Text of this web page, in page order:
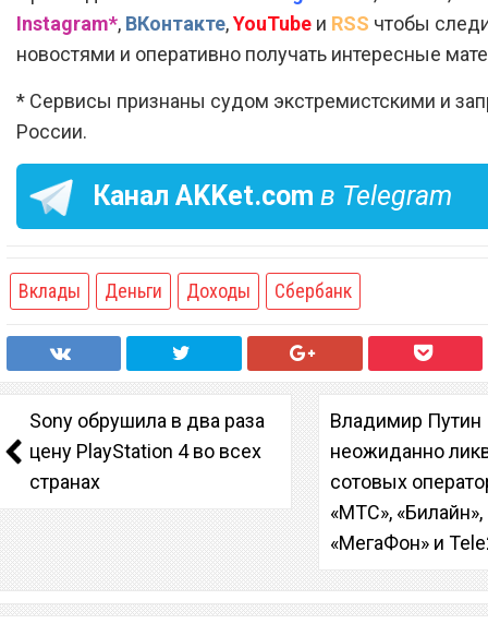
Instagram*, ВКонтакте,YouTube и RSS чтобы
новостями и оперативно получать интересные
* Сервисы признаны судом экстремистскими и
России.
Канал AKKet.com в Telegram
Вклады Деньги Доходы Сбербанк
Sony обрушила в два раза
цену PlayStation 4 во всех
странах
Владимир Путин
неожиданно
сотовых
«МТС», «Билайн»,
«МегаФон» и